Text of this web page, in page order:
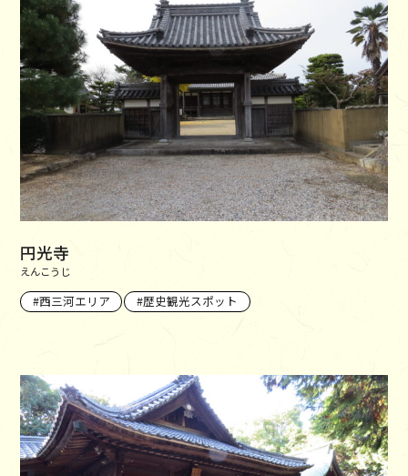
円光寺
えんこうじ
西三河エリア 歴史観光スポット